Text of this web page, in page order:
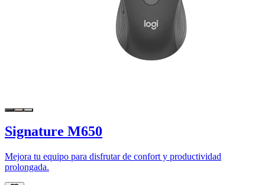
Signature M650
Mejora tu equipo para disfrutar de confort y productividad
prolongada.